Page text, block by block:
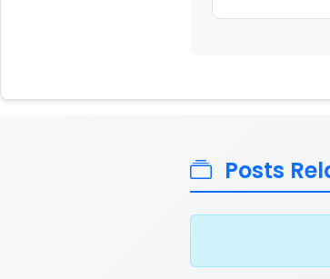
Posts